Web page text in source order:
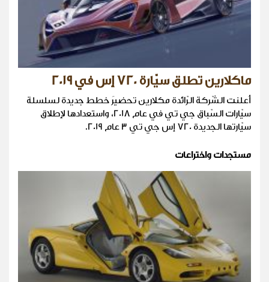
ماكلارين تطلق سيّارة 720 إس في 2019
أعلنت الشّركة الرّائدة مكلارين تحضيرَ خطط جديدة لسلسلة
سيّارات السّباق جي تي في عام 2018، واستعدادها لإطلاق
سيّارتها الجديدة 720 إس جي تي 3 عام 2019.
مستجدات واختراعات